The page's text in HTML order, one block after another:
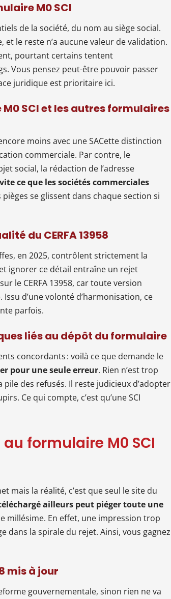
M0 SCI
de la société, du nom au siège social.
le reste n’a aucune valeur de validation.
pourtant certains tentent
Vous pensez peut-être pouvoir passer
juridique est prioritaire ici.
SCI et les autres formulaires
moins avec une SACette distinction
commerciale. Par contre, le
social, la rédaction de l’adresse
ce que les sociétés commerciales
pièges se glissent dans chaque section si
du CERFA 13958
en 2025, contrôlent strictement la
ignorer ce détail entraîne un rejet
le CERFA 13958, car toute version
d’une volonté d’harmonisation, ce
parfois.
liés au dépôt du formulaire
concordants : voilà ce que demande le
pour une seule erreur. Rien n’est trop
des refusés. Il reste judicieux d’adopter
Ce qui compte, c’est qu’une SCI
formulaire M0 SCI
mais la réalité, c’est que seul le site du
ailleurs peut piéger toute une
millésime. En effet, une impression trop
dans la spirale du rejet. Ainsi, vous gagnez
mis à jour
gouvernementale, sinon rien ne va